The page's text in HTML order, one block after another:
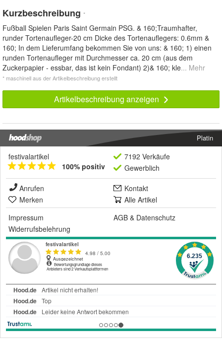
Kurzbeschreibung *
Fußball Spielen Paris Saint Germain PSG. & 160;Traumhafter,
runder Tortenaufleger-20 cm Dicke des Tortenauflegers: 0.6mm &
160; In dem Lieferumfang bekommen Sie von uns: & 160; 1) einen
runden Tortenaufleger mit Durchmesser ca. 20 cm (aus dem
Zuckerpapier - essbar, das ist kein Fondant) 2)& 160; kle... Mehr
* maschinell aus der Artikelbeschreibung erstellt
Artikelbeschreibung anzeigen
Platin
festivalartikel
100% positiv
7192 Verkäufe
Gewerblich
Anrufen
Kontakt
Merken
Alle Artikel
Impressum
AGB & Datenschutz
Widerrufsbelehrung